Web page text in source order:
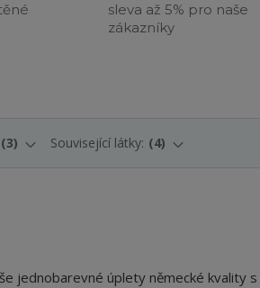
sleva až 5% pro naše
zákazníky
3 Související látky: 4
jednobarevné úplety německé kvality s